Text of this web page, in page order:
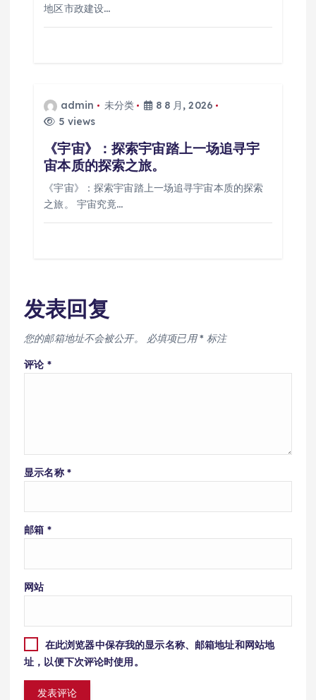
地区市政建设…
admin 未分类
8 8 月, 2026
5 views
《宇宙》：探索宇宙踏上一场追寻宇
宙本质的探索之旅。
《宇宙》：探索宇宙踏上一场追寻宇宙本质的探索
之旅。 宇宙究竟…
发表回复
您的邮箱地址不会被公开。 必填项已用* 标注
评论 *
显示名称 *
邮箱 *
网站
在此浏览器中保存我的显示名称、邮箱地址和网站地
址，以便下次评论时使用。